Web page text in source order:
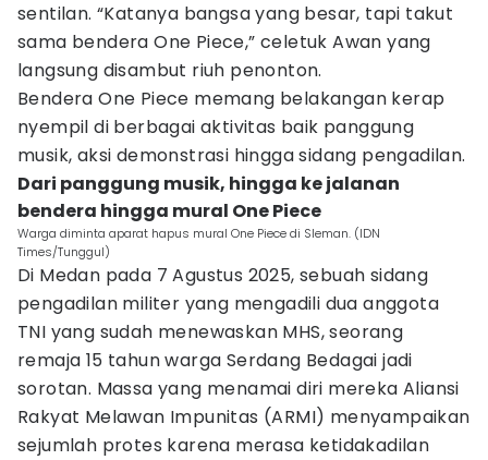
sentilan. “Katanya bangsa yang besar, tapi takut
sama bendera One Piece,” celetuk Awan yang
langsung disambut riuh penonton.
Bendera One Piece memang belakangan kerap
nyempil di berbagai aktivitas baik panggung
musik, aksi demonstrasi hingga sidang pengadilan.
Dari panggung musik, hingga ke jalanan
bendera hingga mural One Piece
Warga diminta aparat hapus mural One Piece di Sleman. (IDN
Times/Tunggul)
Di Medan pada 7 Agustus 2025, sebuah sidang
pengadilan militer yang mengadili dua anggota
TNI yang sudah menewaskan MHS, seorang
remaja 15 tahun warga Serdang Bedagai jadi
sorotan. Massa yang menamai diri mereka Aliansi
Rakyat Melawan Impunitas (ARMI) menyampaikan
sejumlah protes karena merasa ketidakadilan